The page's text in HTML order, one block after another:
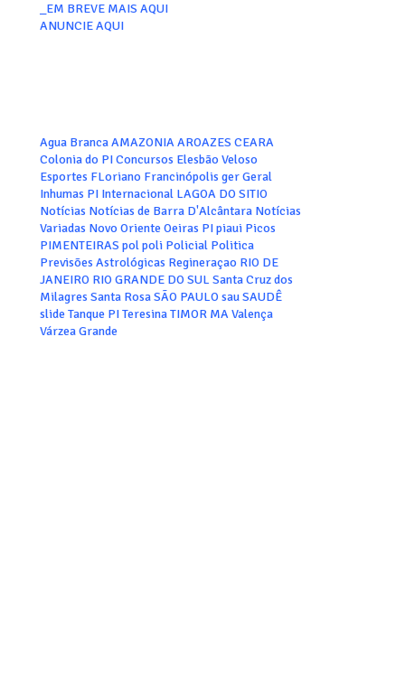
_EM BREVE MAIS AQUI
ANUNCIE AQUI
Agua Branca AMAZONIA AROAZES CEARA
Colonia do PI Concursos Elesbão Veloso
Esportes FLoriano Francinópolis ger Geral
Inhumas PI Internacional LAGOA DO SITIO
Notícias Notícias de Barra D'Alcântara Notícias
Variadas Novo Oriente Oeiras PI piaui Picos
PIMENTEIRAS pol poli Policial Politica
Previsões Astrológicas Regineraçao RIO DE
JANEIRO RIO GRANDE DO SUL Santa Cruz dos
Milagres Santa Rosa SÃO PAULO sau SAUDÊ
slide Tanque PI Teresina TIMOR MA Valença
Várzea Grande